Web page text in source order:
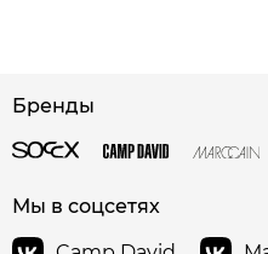
Бренды
Мы в соцсетях